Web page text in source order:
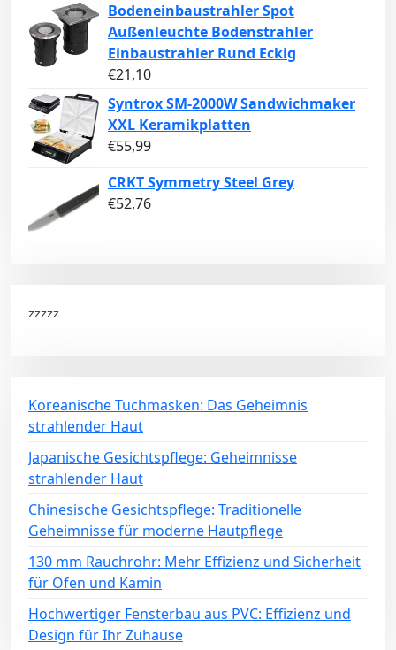
Bodeneinbaustrahler Spot
Außenleuchte Bodenstrahler
Einbaustrahler Rund Eckig
€21,10
Syntrox SM-2000W Sandwichmaker
XXL Keramikplatten
€55,99
CRKT Symmetry Steel Grey
€52,76
zzzzz
Koreanische Tuchmasken: Das Geheimnis
strahlender Haut
Japanische Gesichtspflege: Geheimnisse
strahlender Haut
Chinesische Gesichtspflege: Traditionelle
Geheimnisse für moderne Hautpflege
130 mm Rauchrohr: Mehr Effizienz und Sicherheit
für Ofen und Kamin
Hochwertiger Fensterbau aus PVC: Effizienz und
Design für Ihr Zuhause